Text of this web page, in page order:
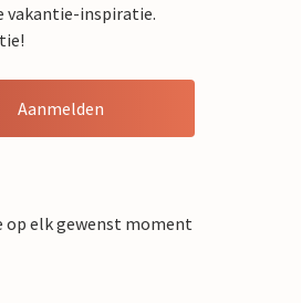
vakantie-inspiratie.
Aanmelden
op elk gewenst moment